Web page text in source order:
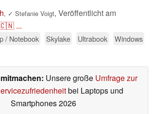
, ✓ Stefanie Voigt, Veröffentlicht am
...
/ Notebook Skylake Ultrabook
Windows
Unsere große Umfrage zur
bei Laptops und
Smartphones 2026